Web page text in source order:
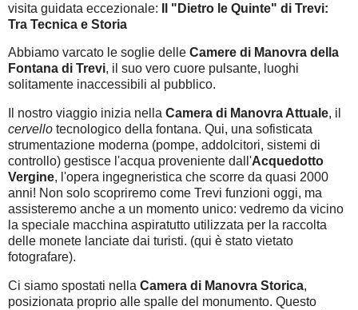
visita guidata eccezionale:
Il "Dietro le Quinte" di Trevi:
Tra Tecnica e Storia
Abbiamo varcato le soglie delle Camere di Manovra della
Fontana di Trevi, il suo vero cuore pulsante, luoghi
solitamente inaccessibili al pubblico.
Il nostro viaggio inizia nella Camera di Manovra Attuale, il
cervello tecnologico della fontana. Qui, una sofisticata
strumentazione moderna (pompe, addolcitori, sistemi di
controllo) gestisce l'acqua proveniente dall'Acquedotto
Vergine, l'opera ingegneristica che scorre da quasi 2000
anni! Non solo scopriremo come Trevi funzioni oggi, ma
assisteremo anche a un momento unico: vedremo da vicino
la speciale macchina aspiratutto utilizzata per la raccolta
delle monete lanciate dai turisti. (qui è stato vietato
fotografare).
Ci siamo spostati nella Camera di Manovra Storica,
posizionata proprio alle spalle del monumento. Questo